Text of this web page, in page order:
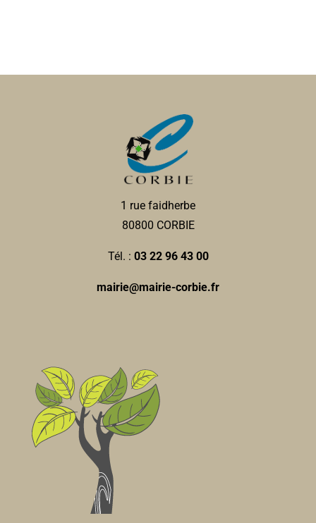
1 rue faidherbe
80800 CORBIE
Tél. : 03 22 96 43 00
mairie@mairie-corbie.fr